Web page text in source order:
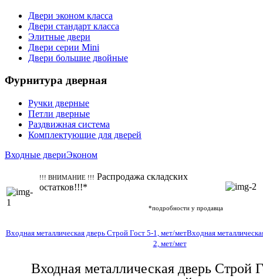
Двери эконом класса
Двери стандарт класса
Элитные двери
Двери серии Mini
Двери большие двойные
Фурнитура дверная
Ручки дверные
Петли дверные
Раздвижная система
Комплектующие для дверей
Входные двериЭконом
!!! ВНИМАНИЕ !!! Распродажа складских
остатков!!!*
*подробности у продавца
Входная металлическая дверь Строй Гост 5-1, мет/метВходная
2, мет/мет
Входная металлическая дверь Строй